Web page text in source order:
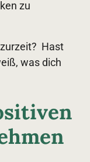
zu
Hast
was dich